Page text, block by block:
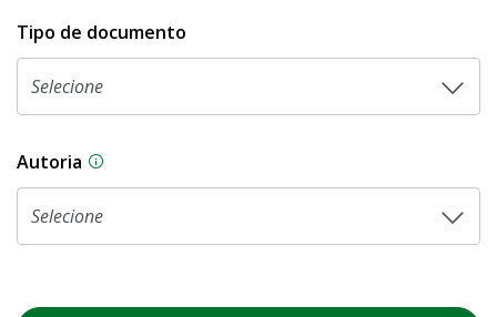
Tipo de documento
Autoria As proposições legislativas na CLDF podem